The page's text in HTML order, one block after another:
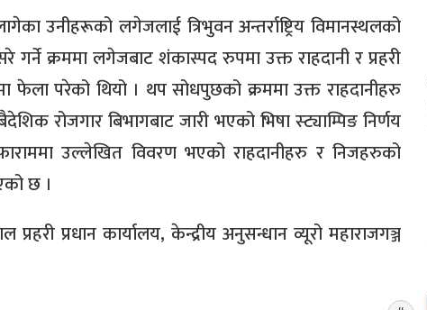
उनीहरूको लगेजलाई त्रिभुवन अन्तर्राष्ट्रिय विमानस्थलको
गर्ने क्रममा लगेजबाट शंकास्पद रुपमा उक्त राहदानी र प्रहरी
फेला परेको थियो । थप सोधपुछको क्रममा उक्त राहदानीहरु
रोजगार बिभागबाट जारी भएको भिषा स्ट्याम्पिङ निर्णय
उल्लेखित विवरण भएको राहदानीहरु र निजहरुको
छ ।
प्रधान कार्यालय, केन्द्रीय अनुसन्धान व्यूरो महाराजगञ्ज